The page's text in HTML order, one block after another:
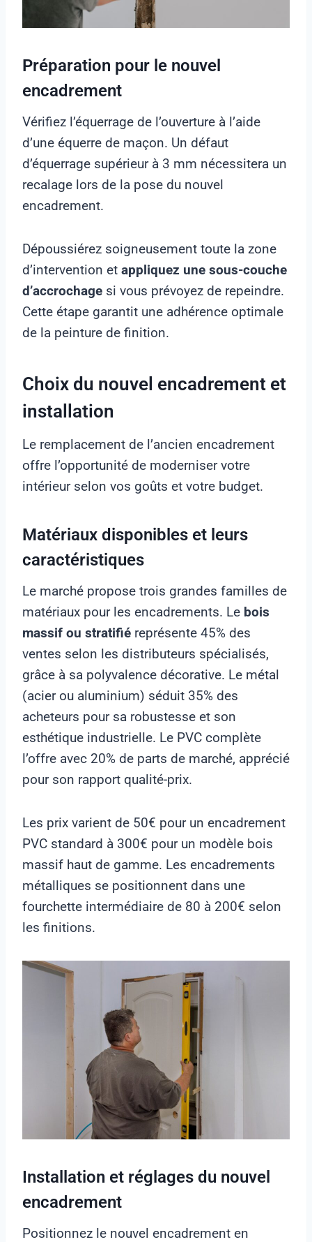
Préparation pour le nouvel
encadrement
Vérifiez l’équerrage de l’ouverture à l’aide
d’une équerre de maçon. Un défaut
d’équerrage supérieur à 3 mm nécessitera un
recalage lors de la pose du nouvel
encadrement.
Dépoussiérez soigneusement toute la zone
d’intervention et appliquez une sous-couche
d’accrochage si vous prévoyez de repeindre.
Cette étape garantit une adhérence optimale
de la peinture de finition.
Choix du nouvel encadrement et
installation
Le remplacement de l’ancien encadrement
offre l’opportunité de moderniser votre
intérieur selon vos goûts et votre budget.
Matériaux disponibles et leurs
caractéristiques
Le marché propose trois grandes familles de
matériaux pour les encadrements. Le bois
massif ou stratifié représente 45% des
ventes selon les distributeurs spécialisés,
grâce à sa polyvalence décorative. Le métal
(acier ou aluminium) séduit 35% des
acheteurs pour sa robustesse et son
esthétique industrielle. Le PVC complète
l’offre avec 20% de parts de marché, apprécié
pour son rapport qualité-prix.
Les prix varient de 50€ pour un encadrement
PVC standard à 300€ pour un modèle bois
massif haut de gamme. Les encadrements
métalliques se positionnent dans une
fourchette intermédiaire de 80 à 200€ selon
les finitions.
Installation et réglages du nouvel
encadrement
Positionnez le nouvel encadrement en